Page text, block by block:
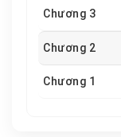
Chương 3
Chương 2
Chương 1